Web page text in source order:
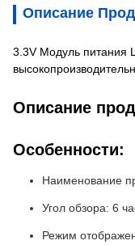
Описание
3.3V Модуль питания
Описание
Особенности:
Наименование
Угол обзора: 6
Режим